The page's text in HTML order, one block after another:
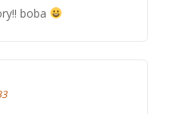
boba